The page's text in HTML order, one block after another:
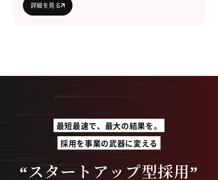
詳細を見る
最短最速で、最大の結果を。
採用を事業の武器に変える
“スタートアップ型採用”